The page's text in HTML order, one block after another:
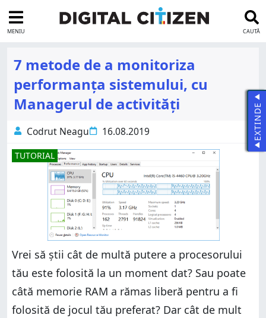
MENIU CAUTĂ
7 metode de a monitoriza
performanța sistemului, cu
Managerul de activități
Codrut Neagu 16.08.2019
TUTORIAL
Vrei să știi cât de multă putere a procesorului
tău este folosită la un moment dat? Sau poate
câtă memorie RAM a rămas liberă pentru a fi
folosită de jocul tău preferat? Dar cât de mult
EXTINDE